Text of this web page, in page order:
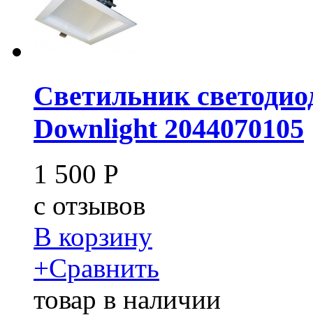
Светильник
Downlight 2044070105
1 500 Р
c отзывов
В корзину
+Сравнить
товар в наличии